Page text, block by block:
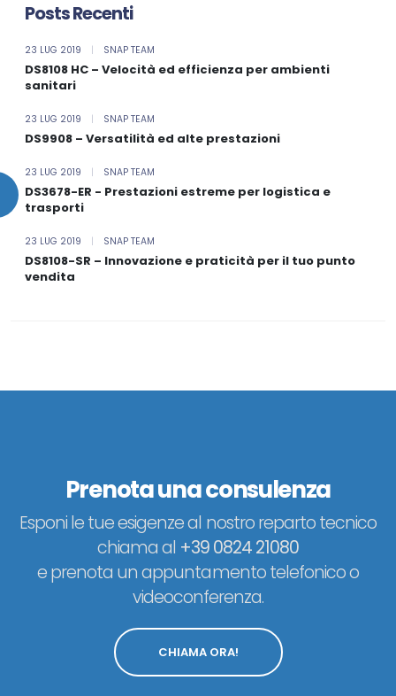
Posts Recenti
23 LUG 2019 | SNAP TEAM
DS8108 HC – Velocità ed efficienza per ambienti
sanitari
23 LUG 2019 | SNAP TEAM
DS9908 – Versatilità ed alte prestazioni
23 LUG 2019 | SNAP TEAM
DS3678-ER - Prestazioni estreme per logistica e
trasporti
23 LUG 2019 | SNAP TEAM
DS8108-SR – Innovazione e praticità per il tuo punto
vendita
Prenota una consulenza
Esponi le tue esigenze al nostro reparto tecnico
chiama al +39 0824 21080
e prenota un appuntamento telefonico o
videoconferenza.
CHIAMA ORA!